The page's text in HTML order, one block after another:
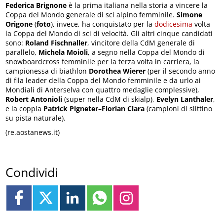
Federica Brignone è la prima italiana nella storia a vincere la
Coppa del Mondo generale di sci alpino femminile.Simone
Origone(foto), invece, ha conquistato per ladodicesima volta
la Coppa del Mondo di sci di velocità. Gli altri cinque candidati
sono: Roland Fischnaller, vincitore della CdM generale di
parallelo, Michela Moioli, a segno nella Coppa del Mondo di
snowboardcross femminile per la terza volta in carriera, la
campionessa di biathlon Dorothea Wierer (per il secondo anno
di fila leader della Coppa del Mondo femminile e da urlo ai
Mondiali di Anterselva con quattro medaglie complessive),
Robert Antonioli (super nella CdM di skialp), Evelyn Lanthaler,
e la coppia Patrick Pigneter–Florian Clara (campioni di slittino
su pista naturale).
(re.aostanews.it)
Condividi